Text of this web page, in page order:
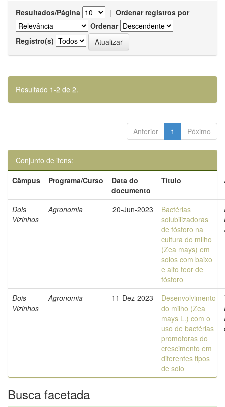
Resultados/Página | Ordenar registros por
Ordenar
Registro(s)
Resultado 1-2 de 2.
Anterior 1 Póximo
Conjunto de itens:
Câmpus
Programa/Curso
Data do
documento
Título
Dois
Vizinhos
Agronomia 20-Jun-2023
Bactérias
solubilizadoras
de fósforo na
cultura do milho
(Zea mays) em
solos com baixo
e alto teor de
fósforo
Dois
Vizinhos
Agronomia 11-Dez-2023
Desenvolvimento
do milho (Zea
mays L.) com o
uso de bactérias
promotoras do
crescimento em
diferentes tipos
de solo
Busca facetada